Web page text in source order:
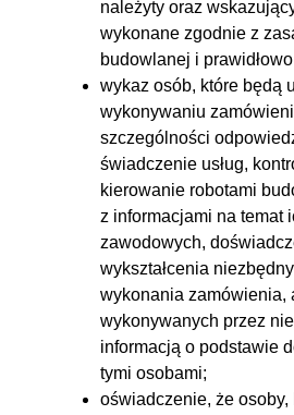
należyty oraz
wykonane zgodnie z
budowlanej i
wykaz osób, które będą
wykonywaniu
szczególności
świadczenie usług,
kierowanie robotami
z informacjami na temat
zawodowych,
wykształcenia
wykonania zamówienia,
wykonywanych przez
informacją o podstawie
tymi osobami;
oświadczenie, że osoby,